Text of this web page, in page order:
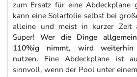
zum Ersatz für eine Abdeckplane
kann eine Solarfolie selbst bei
alleine und meist in kurzer Zeit
Super!Wer die Dinge
110%ig nimmt, wird weiterhin
nutzen. Eine Abdeckplane ist
sinnvoll, wenn der Pool unter